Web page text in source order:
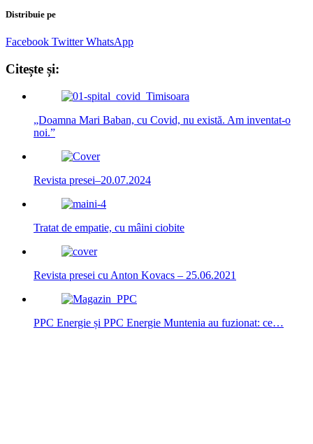
Distribuie pe
Facebook Twitter WhatsApp
Citește și:
„Doamna Mari Baban, cu Covid, nu există. Am inventat-o
noi.”
Revista presei–20.07.2024
Tratat de empatie, cu mâini ciobite
Revista presei cu Anton Kovacs – 25.06.2021
PPC Energie și PPC Energie Muntenia au fuzionat: ce…